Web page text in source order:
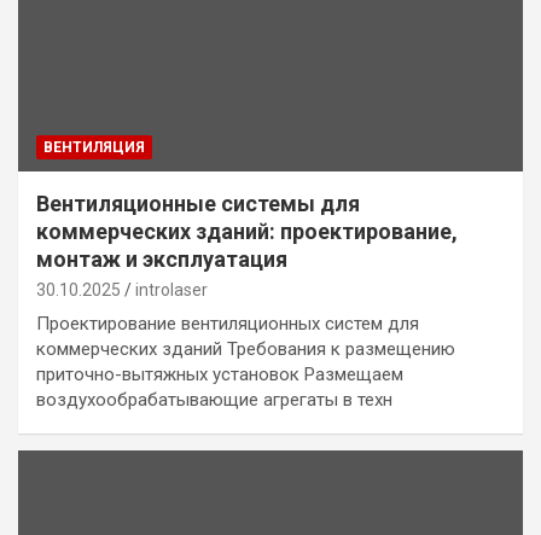
ВЕНТИЛЯЦИЯ
Вентиляционные системы для
коммерческих зданий: проектирование,
монтаж и эксплуатация
30.10.2025 introlaser
Проектирование вентиляционных систем для
коммерческих зданий Требования к размещению
приточно-вытяжных установок Размещаем
воздухообрабатывающие агрегаты в техн